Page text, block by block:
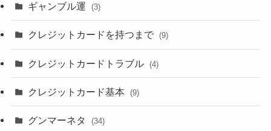
ギャンブル運 (3)
クレジットカードを持つまで (9)
クレジットカードトラブル (4)
クレジットカード基本 (9)
グンマーネタ (34)